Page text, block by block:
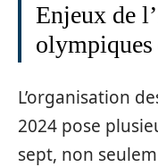
Enjeux de
olympiques
L’organisation
2024 pose
sept, non